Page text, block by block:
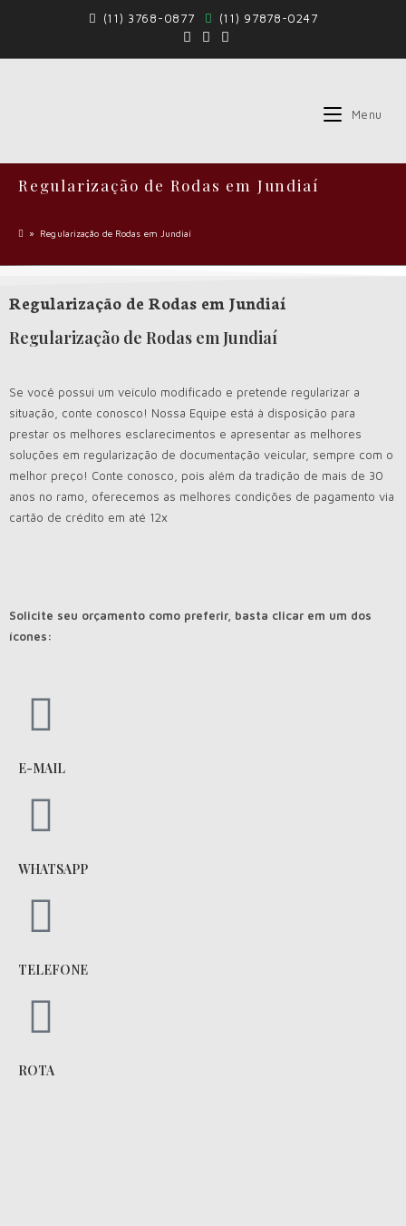
(11) 3768-0877 (11) 97878-0247
Menu
Regularização de Rodas em Jundiaí
» Regularização de Rodas em Jundiaí
Regularização de Rodas em Jundiaí
Regularização de Rodas em Jundiaí
Se você possui um veículo modificado e pretende regularizar a
situação, conte conosco! Nossa Equipe está à disposição para
prestar os melhores esclarecimentos e apresentar as melhores
soluções em regularização de documentação veicular, sempre com o
melhor preço! Conte conosco, pois além da tradição de mais de 30
anos no ramo, oferecemos as melhores condições de pagamento via
cartão de crédito em até 12x
Solicite seu orçamento como preferir, basta clicar em um dos
ícones:
E-MAIL
WHATSAPP
TELEFONE
ROTA